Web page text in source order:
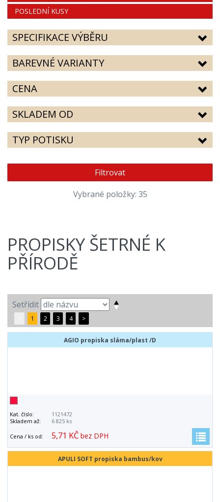
POSLEDNÍ KUSY
SPECIFIKACE VÝBĚRU
BAREVNÉ VARIANTY
CENA
SKLADEM OD
TYP POTISKU
Filtrovat
Vybrané položky: 35
PROPISKY ŠETRNÉ K
PŘÍRODĚ
Setřídit
1 2 3 4 >
AGIO propiska sláma/plast /D
Kat. číslo:
1121472
Skladem až:
6 825 ks
Cena / ks od: 5,71 KČ bez DPH
APULI SOFT propiska bambus/kov